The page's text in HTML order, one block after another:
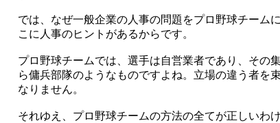
では、なぜ一般企業の人事の問題をプロ野球チーム
こに人事のヒントがあるからです。
プロ野球チームでは、選手は自営業者であり、その
ら傭兵部隊のようなものですよね。立場の違う者を
なりません。
それゆえ、プロ野球チームの方法の全てが正しいわ